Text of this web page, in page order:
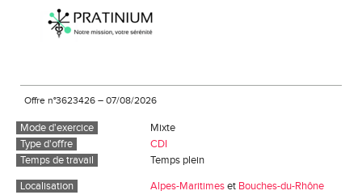
Offre n°3623426 – 07/08/2026
Mode d'exercice
Mixte
Type d'offre
CDI
Temps de travail
Temps plein
Localisation
Alpes-Maritimeset Bouches-du-Rhône